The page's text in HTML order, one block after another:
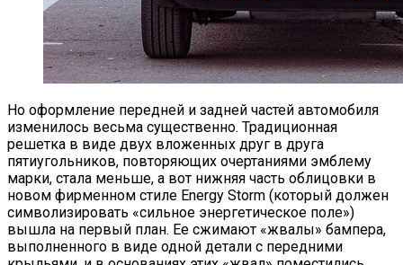
Но оформление передней и задней частей автомобиля
изменилось весьма существенно. Традиционная
решетка в виде двух вложенных друг в друга
пятиугольников, повторяющих очертаниями эмблему
марки, стала меньше, а вот нижняя часть облицовки в
новом фирменном стиле Energy Storm (который должен
символизировать «сильное энергетическое поле»)
вышла на первый план. Ее сжимают «жвалы» бампера,
выполненного в виде одной детали с передними